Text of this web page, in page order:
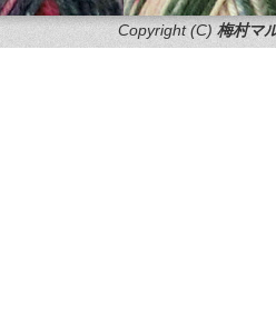
Copyright (C) 梅村マ